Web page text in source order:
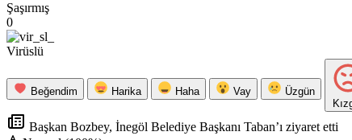
Şaşırmış
0
Virüslü
Beğendim Harika Haha Vay
Üzgün
Başkan Bozbey, İnegöl Belediye Başkanı Taban’ı ziyaret etti